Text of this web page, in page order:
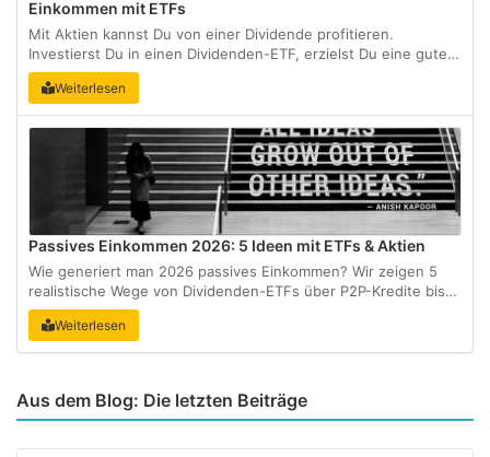
Einkommen mit ETFs
Mit Aktien kannst Du von einer Dividende profitieren.
Investierst Du in einen Dividenden-ETF, erzielst Du eine gute
Risikostreuung und kannst gleich von mehreren Aktien eine
Dividende erhalten. Du solltest auf die
Dividendenstrategieachten. Sie kennzeichnet
Dividendenaristokraten....
Weiterlesen
Passives Einkommen 2026: 5 Ideen mit ETFs & Aktien
Wie generiert man 2026 passives Einkommen? Wir zeigen 5
realistische Wege von Dividenden-ETFs über P2P-Kredite bis
zu Anleihen....
Weiterlesen
Aus dem Blog: Die letzten Beiträge